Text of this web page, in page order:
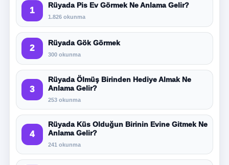
1
Rüyada Pis Ev Görmek Ne Anlama Gelir?
1.826 okunma
2
Rüyada Gök Görmek
300 okunma
3
Rüyada Ölmüş Birinden Hediye Almak Ne
Anlama Gelir?
253 okunma
4
Rüyada Küs Olduğun Birinin Evine Gitmek Ne
Anlama Gelir?
241 okunma